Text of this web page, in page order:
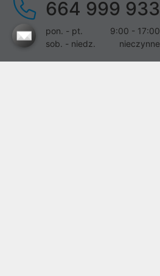
664 999 933
pon. - pt.
9:00 - 17:00
sob. - niedz.
nieczynne